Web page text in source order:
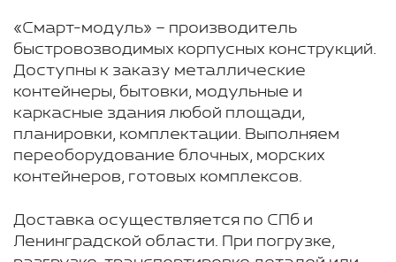
«Смарт-модуль» – производитель
быстровозводимых корпусных конструкций.
Доступны к заказу металлические
контейнеры, бытовки, модульные и
каркасные здания любой площади,
планировки, комплектации. Выполняем
переоборудование блочных, морских
контейнеров, готовых комплексов.
Доставка осуществляется по СПб и
Ленинградской области. При погрузке,